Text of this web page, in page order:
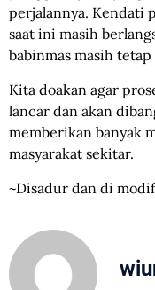
perjalannya. Kendati
saat ini masih
babinmas masih
Kita doakan agar
lancar dan akan
memberikan banyak
masyarakat sekitar.
~Disadur dan di